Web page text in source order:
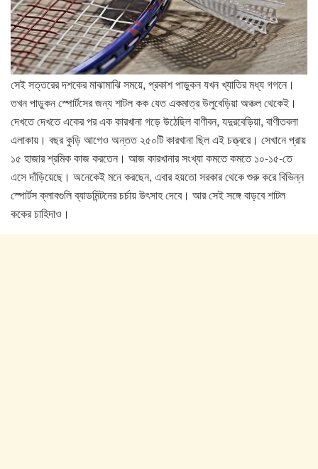
সেই সত্তরের দশকের মাঝামাঝি সময়ে, প্রকাশ পাড়ুকন যখন খ্যাতির মধ্য গগনে।
তখন পাড়ুকন স্পোর্টসের জন্য শাটল কক যেত একমাত্র উলুবেড়িয়া অঞ্চল থেকেই।
দেখতে দেখতে একের পর এক কারখানা গড়ে উঠেছিল বাণীবন, যদুরবেড়িয়া, বাণীতবলা
এলাকায়। বছর কুড়ি আগেও অন্তত ২৫০টি কারখানা ছিল এই চত্ত্বরে। সেখানে প্রায়
১৫ হাজার শ্রমিক কাজ করতেন। আজ কারখানার সংখ্যা কমতে কমতে ১০-১৫-তে
এসে দাঁড়িয়েছে। অনেকেই মনে করছেন, এবার হয়তো সরকার থেকে শুরু করে বিভিন্ন
স্পোর্টস ক্লাবগুলি ব্যাডমিন্টনের চর্চায় উৎসাহ দেবে। আর সেই সঙ্গে বাড়বে শাটল
ককের চাহিদাও।